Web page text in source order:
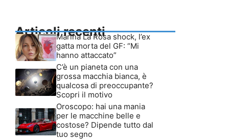
Articoli recenti
Marina La Rosa shock, l’ex
gatta morta del GF: “Mi
hanno attaccato”
C’è un pianeta con una
grossa macchia bianca, è
qualcosa di preoccupante?
Scopri il motivo
Oroscopo: hai una mania
per le macchine belle e
costose? Dipende tutto dal
tuo segno